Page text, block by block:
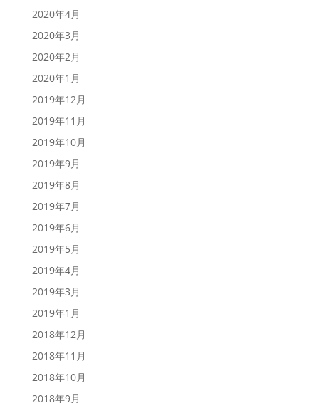
2020年4月
2020年3月
2020年2月
2020年1月
2019年12月
2019年11月
2019年10月
2019年9月
2019年8月
2019年7月
2019年6月
2019年5月
2019年4月
2019年3月
2019年1月
2018年12月
2018年11月
2018年10月
2018年9月